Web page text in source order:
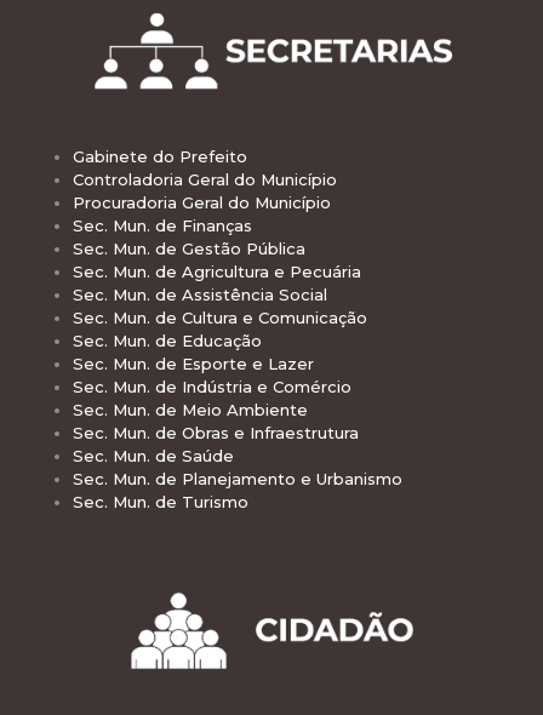
Gabinete do Prefeito
Controladoria Geral do Município
Procuradoria Geral do Município
Sec. Mun. de Finanças
Sec. Mun. de Gestão Pública
Sec. Mun. de Agricultura e Pecuária
Sec. Mun. de Assistência Social
Sec. Mun. de Cultura e Comunicação
Sec. Mun. de Educação
Sec. Mun. de Esporte e Lazer
Sec. Mun. de Indústria e Comércio
Sec. Mun. de Meio Ambiente
Sec. Mun. de Obras e Infraestrutura
Sec. Mun. de Saúde
Sec. Mun. de Planejamento e Urbanismo
Sec. Mun. de Turismo